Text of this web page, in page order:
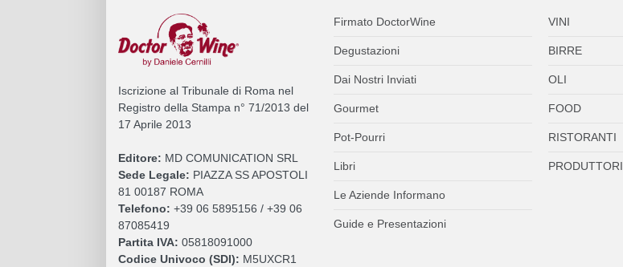
Iscrizione al Tribunale di Roma nel
Registro della Stampa n° 71/2013 del
17 Aprile 2013
Editore: MD COMUNICATION SRL
Sede Legale: PIAZZA SS APOSTOLI
81 00187 ROMA
Telefono: +39 06 5895156 / +39 06
87085419
Partita IVA: 05818091000
Codice Univoco (SDI): M5UXCR1
Firmato DoctorWine
Degustazioni
Dai Nostri Inviati
Gourmet
Pot-Pourri
Libri
Le Aziende Informano
Guide e Presentazioni
VINI
BIRRE
OLI
FOOD
RISTORANTI
PRODUTTORI